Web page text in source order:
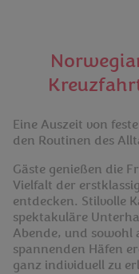
Eine Auszeit von
den Routinen des
Gäste genießen die
Vielfalt der
entdecken. Stilvolle
spektakuläre
Abende, und sowohl
spannenden Häfen
ganz individuell zu